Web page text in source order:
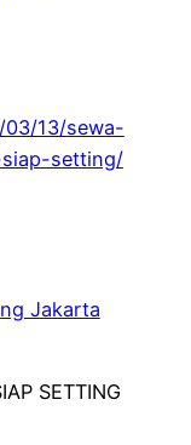
13/sewa-
setting/
Jakarta
SETTING